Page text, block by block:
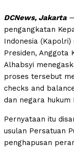
DCNews, Jakarta
pengangkatan
Indonesia
Presiden, Anggota
Alhabsyi
proses tersebut
checks and
dan negara hukum
Pernyataan itu
usulan Persatuan
penghapusan